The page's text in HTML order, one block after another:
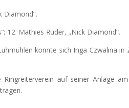
Diamond“.
12. Mathies Rüder, „Nick Diamond“.
konnte sich Inga Czwalina in
auf seiner Anlage